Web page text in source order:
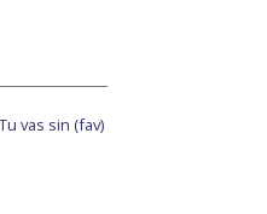
vas sin (fav)